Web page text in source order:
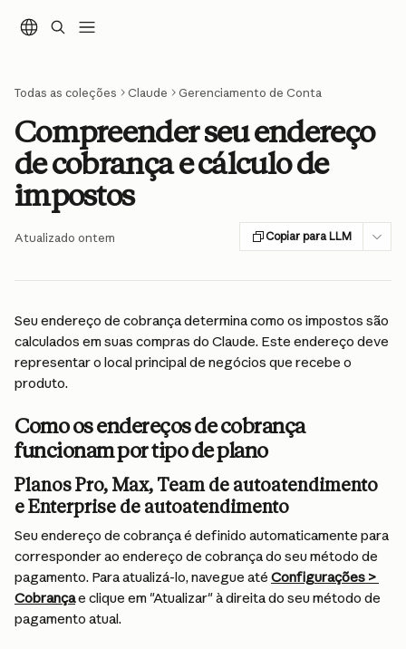
Todas as coleções Claude Gerenciamento de Conta
Compreender seu endereço
de cobrança e cálculo de
impostos
Atualizado ontem Copiar para LLM
Seu endereço de cobrança determina como os impostos são
calculados em suas compras do Claude. Este endereço deve
representar o local principal de negócios que recebe o
produto.
Como os endereços de cobrança
funcionam por tipo de plano
Planos Pro, Max, Team de autoatendimento
e Enterprise de autoatendimento
Seu endereço de cobrança é definido automaticamente para
corresponder ao endereço de cobrança do seu método de
pagamento. Para atualizá-lo, navegue até Configurações >
Cobrança e clique em "Atualizar" à direita do seu método de
pagamento atual.